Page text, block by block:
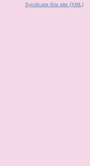
Syndicate this site (XML)